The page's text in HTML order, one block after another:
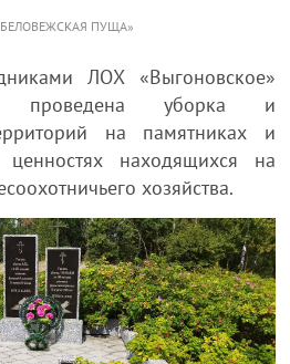
ПУЩА»
ЛОХ «Выгоновское»
проведена уборка и
на памятниках и
ценностях находящихся на
хозяйства.